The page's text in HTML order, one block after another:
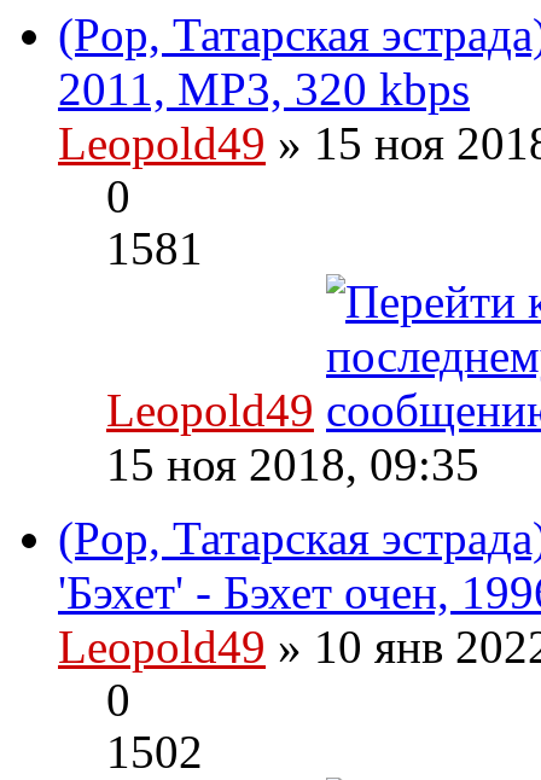
(Pop, Татарская
2011, MP3, 320 kbps
Leopold49 » 15 ноя
0
1581
Leopold49
15 ноя 2018, 09:35
(Pop, Татарская
'Бэхет' - Бэхет очен,
Leopold49 » 10 янв
0
1502